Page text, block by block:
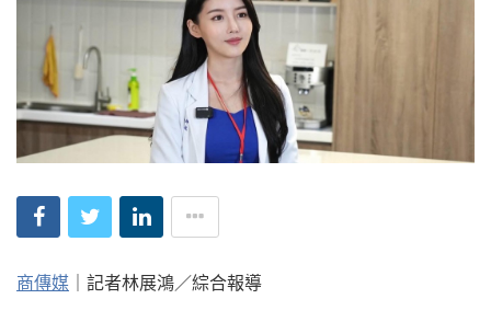
商傳媒 ｜記者林展鴻／綜合報導